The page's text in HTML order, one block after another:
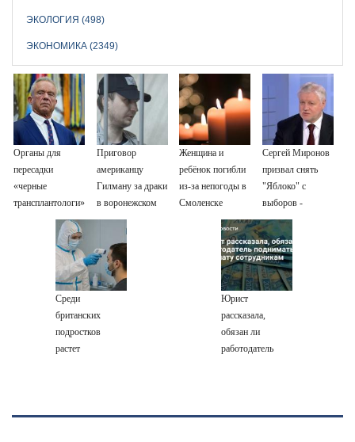
ЭКОЛОГИЯ (498)
ЭКОНОМИКА (2349)
Органы для
пересадки
«черные
трансплантологи»
извлекали у еще
живых пациентов
Приговор
американцу
Гилману за драки
в воронежском
СИЗО
потребовали
ужесточить -
Новости на
Вести.ru
Женщина и
ребёнок погибли
из-за непогоды в
Смоленске
Сергей Миронов
призвал снять
"Яблоко" с
выборов -
Новости на
Вести.ru
Среди
британских
подростков
растет
Юрист
рассказала,
обязан ли
работодатель